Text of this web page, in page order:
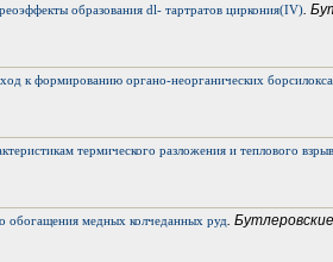
образования dl- тартратов циркония(IV).
к формированию органо-неорганических
термического разложения и теплового
обогащения медных колчеданных руд.